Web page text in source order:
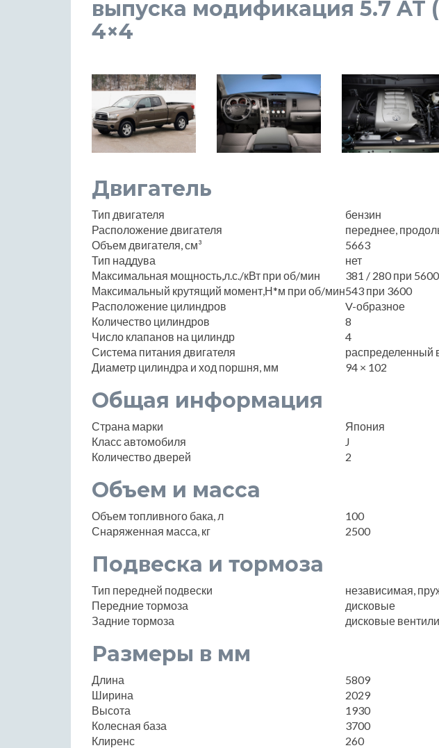
выпуска модификация 5.7 AT
4×4
Двигатель
Тип двигателя
бензин
Расположение двигателя
переднее,
Объем двигателя, см³
5663
Тип наддува
нет
Максимальная мощность,л.с./кВт при об/мин
381 / 280 при 5600
Максимальный крутящий момент,Н*м при об/мин543 при 3600
Расположение цилиндров
V-образное
Количество цилиндров
8
Число клапанов на цилиндр
4
Система питания двигателя
распределенный
Диаметр цилиндра и ход поршня, мм
94 × 102
Общая информация
Страна марки
Япония
Класс автомобиля
J
Количество дверей
2
Объем и масса
Объем топливного бака, л
100
Снаряженная масса, кг
2500
Подвеска и тормоза
Тип передней подвески
независимая,
Передние тормоза
дисковые
Задние тормоза
дисковые
Размеры в мм
Длина
5809
Ширина
2029
Высота
1930
Колесная база
3700
Клиренс
260